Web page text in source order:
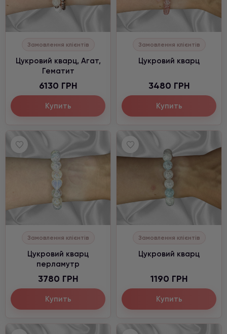
Замовлення клієнтів
Цукровий кварц, Агат,
Гематит
6130 ГРН
Купить
Замовлення клієнтів
Цукровий кварц
3480 ГРН
Купить
Замовлення клієнтів
Цукровий кварц
перламутр
3780 ГРН
Купить
Замовлення клієнтів
Цукровий кварц
1190 ГРН
Купить